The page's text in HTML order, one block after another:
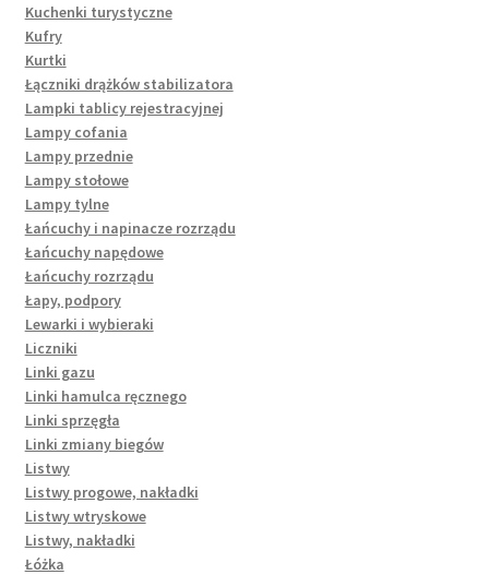
Kuchenki turystyczne
Kufry
Kurtki
Łączniki drążków stabilizatora
Lampki tablicy rejestracyjnej
Lampy cofania
Lampy przednie
Lampy stołowe
Lampy tylne
Łańcuchy i napinacze rozrządu
Łańcuchy napędowe
Łańcuchy rozrządu
Łapy, podpory
Lewarki i wybieraki
Liczniki
Linki gazu
Linki hamulca ręcznego
Linki sprzęgła
Linki zmiany biegów
Listwy
Listwy progowe, nakładki
Listwy wtryskowe
Listwy, nakładki
Łóżka